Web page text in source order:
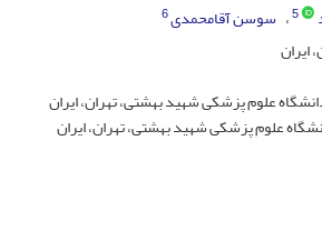
5 سوسن آقامحمدی6
ایران
علوم پزشکی شهید بهشتی، تهران، ایران
علوم پزشکی شهید بهشتی، تهران، ایران